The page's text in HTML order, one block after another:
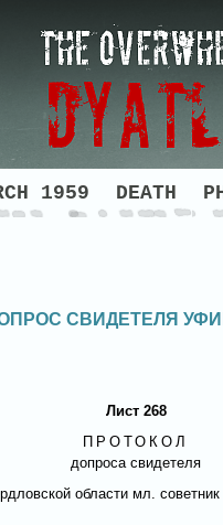
1959 DEATH
СВИДЕТЕЛЯ
Лист 268
ПРОТОКОЛ
допроса свидетеля
области мл.